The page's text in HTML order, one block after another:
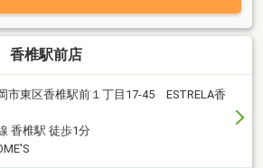
香椎駅前店
市東区香椎駅前１丁目17-45 ESTRELA香
香椎駅 徒歩1分